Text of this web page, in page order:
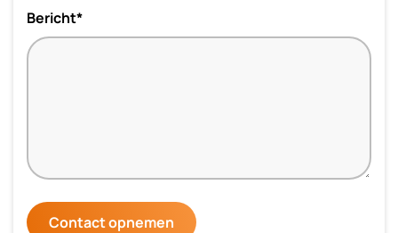
Bericht*
Contact opnemen